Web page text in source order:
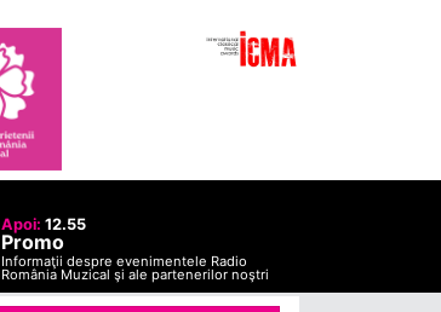
Apoi: 12.55
Promo
Informaţii despre evenimentele Radio
România Muzical şi ale partenerilor noştri